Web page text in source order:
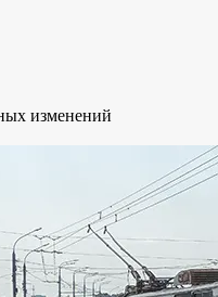
изменений